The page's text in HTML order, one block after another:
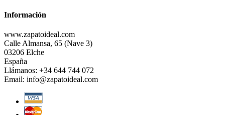
Información
www.zapatoideal.com
Calle Almansa, 65 (Nave 3)
03206 Elche
España
Llámanos: +34 644 744 072
Email: info@zapatoideal.com